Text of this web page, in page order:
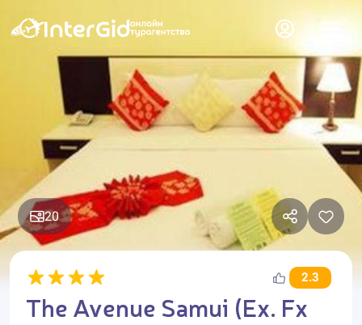
20
2.3
The Avenue Samui (Ex. Fx